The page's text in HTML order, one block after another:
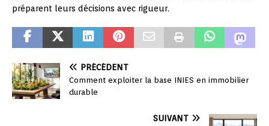
préparent leurs décisions avec rigueur.
PRÉCÉDENT
Comment exploiter la base INIES en immobilier
durable
SUIVANT